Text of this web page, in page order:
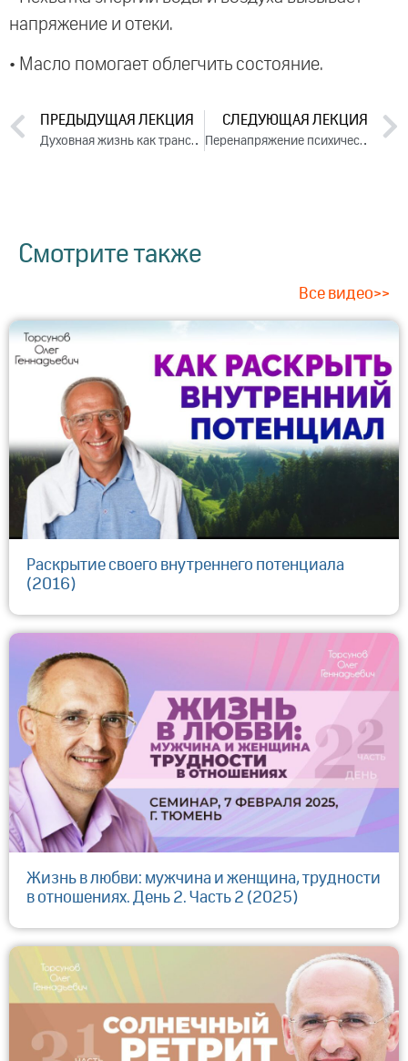
напряжение и отеки.
• Масло помогает облегчить состояние.
ПРЕДЫДУЩАЯ ЛЕКЦИЯ
Духовная жизнь как трансформация ложного эго. Ответы на вопросы, 2024
СЛЕДУЮЩАЯ ЛЕКЦИЯ
Перенапряжение психическое, физическое, духовное. День 1. Часть 2 (2024)
Смотрите также
Все видео>>
Раскрытие своего внутреннего потенциала
(2016)
Жизнь в любви: мужчина и женщина, трудности
в отношениях. День 2. Часть 2 (2025)